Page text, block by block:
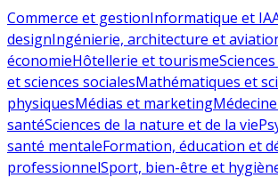
Commerce et gestionInformatique et IA
designIngénierie, architecture et
économieHôtellerie et tourisme
et sciences socialesMathématiques et
physiquesMédias et marketing
santéSciences de la nature et de la vie
santé mentaleFormation, éducation et
professionnelSport, bien-être et